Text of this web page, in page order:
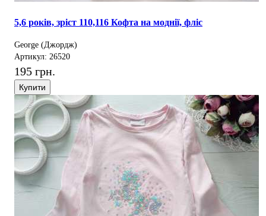
5,6 років, зріст 110,116 Кофта на моднії, фліс
George (Джордж)
Артикул: 26520
195 грн.
Купити